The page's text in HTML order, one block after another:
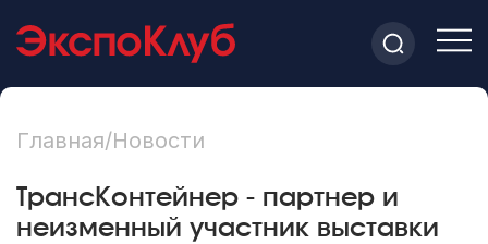
Главная/Новости
ТрансКонтейнер - партнер и
неизменный участник выставки